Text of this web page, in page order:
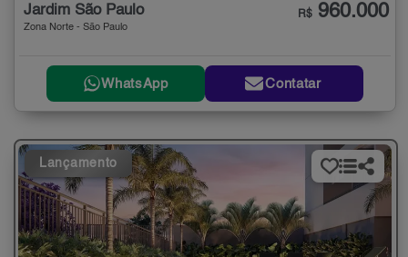
Jardim São Paulo
Zona Norte - São Paulo
R$ 960.000
WhatsApp Contatar
Lançamento